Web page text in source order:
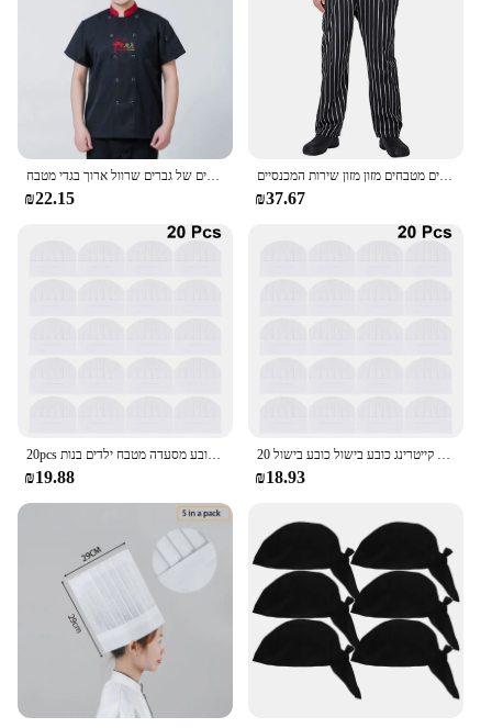
₪22.15
מכנסיים מטבחים מדים מכנסיים מדים מדים מכנסיים מטבחים מזון מזון שירות המכנסיים
₪37.67
20pcs ילדים שף חד פעמיים ילדים רבנות קייטרינג אוכל קפה בישול כובע מסעדה מטבח ילדים בנות
₪19.88
20 יח 'ילדים חד פעמיים כובע שף חד פעמי ילדה אוכל קייטרינג כובע בישול כובע בישול
₪18.93